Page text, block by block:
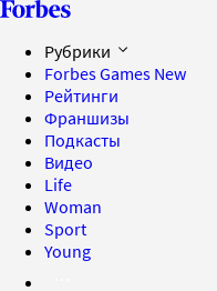
Рубрики
Forbes Games New
Рейтинги
Франшизы
Подкасты
Видео
Life
Woman
Sport
Young